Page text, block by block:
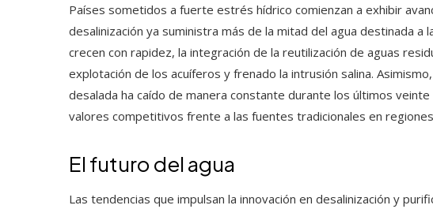
Países sometidos a fuerte estrés hídrico comienzan a exhibir
desalinización ya suministra más de la mitad del agua destinada a
crecen con rapidez, la integración de la reutilización de aguas
explotación de los acuíferos y frenado la intrusión salina.
desalada ha caído de manera constante durante los últimos
valores competitivos frente a las fuentes tradicionales en
El futuro del agua
Las tendencias que impulsan la innovación en desalinización y